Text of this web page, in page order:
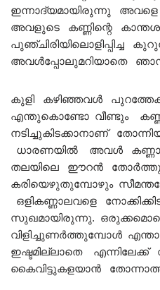
ഇന്നാദ്യമായിരുന്നു
അവളുടെ കണ്ണിന്റെ
പുഞ്ചിരിയിലൊളിപ്പിച്ച
അവൾപ്പോലുമറിയാതെ
കുളി കഴിഞ്ഞവൾ
എന്തുകൊണ്ടോ വീണ്ടും
നടിച്ചുകിടക്കാനാണ്
ധാരണയിൽ അവൾ
തലയിലെ ഈറൻ
കരിയെഴുതുമ്പോഴും
ഒളികണ്ണാലവളെ
സുഖമായിരുന്നു.
വിളിച്ചുണർത്തുമ്പോൾ
ഇഷ്ടമില്ലാതെ എന്നിലേക്ക്
കൈവിട്ടുകളയാൻ